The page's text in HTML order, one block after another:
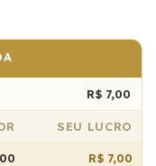
R$ 7,00
SEU LUCRO
R$ 7,00